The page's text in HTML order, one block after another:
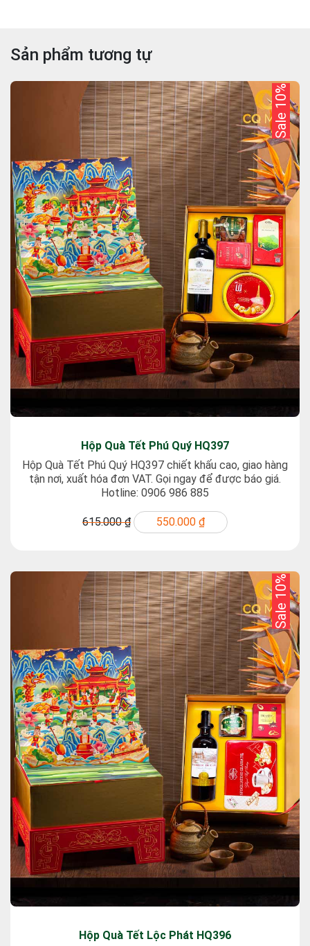
Sản phẩm tương tự
Sale 10%
Hộp Quà Tết Phú Quý HQ397
Hộp Quà Tết Phú Quý HQ397 chiết khấu cao, giao hàng
tận nơi, xuất hóa đơn VAT. Gọi ngay để được báo giá.
Hotline: 0906 986 885
615.000 ₫ 550.000 ₫
Sale 10%
Hộp Quà Tết Lộc Phát HQ396